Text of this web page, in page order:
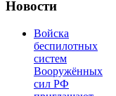
Новости
Войска
беспилотных
систем
Вооружённых
сил РФ